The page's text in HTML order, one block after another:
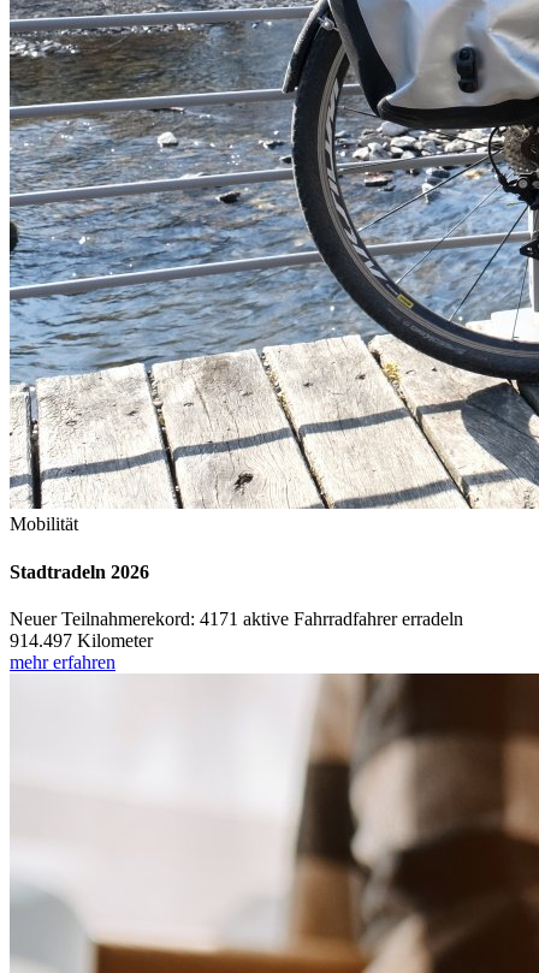
Mobilität
Stadtradeln 2026
Neuer Teilnahmerekord: 4171 aktive Fahrradfahrer erradeln
914.497 Kilometer
mehr erfahren